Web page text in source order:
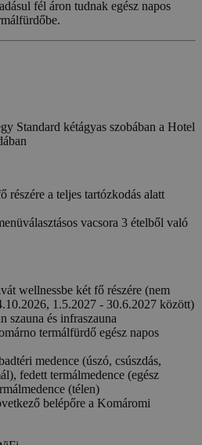
fél áron tudnak egész napos
Standard kétágyas szobában a Hotel
részére a teljes tartózkodás alatt
vacsora 3 ételből való
wellnessbe két fő részére (nem
1.5.2027 - 30.6.2027 között)
szauna és infraszauna
termálfürdő egész napos
medence (úszó, csúszdás,
fedett termálmedence (egész
(télen)
belépőre a Komáromi